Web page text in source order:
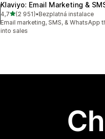
Klaviyo: Email Marketing &
4,7z 5 hvězd
(2 951)
Celkový počet recenzí: 2951
•Bezplatná instalace
Email marketing, SMS, & WhatsApp
into sales